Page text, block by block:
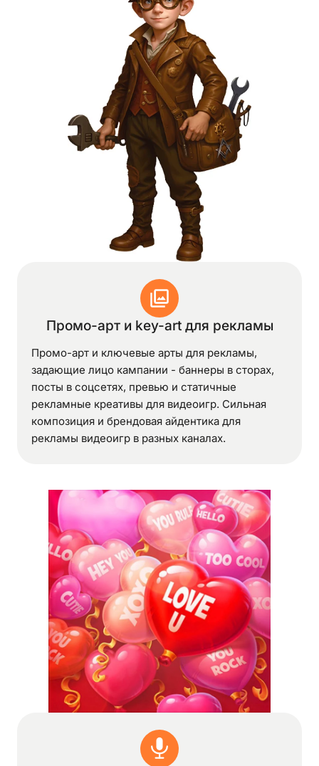
Промо-арт и key-art для рекламы
Промо-арт и ключевые арты для рекламы,
задающие лицо кампании - баннеры в сторах,
посты в соцсетях, превью и статичные
рекламные креативы для видеоигр. Сильная
композиция и брендовая айдентика для
рекламы видеоигр в разных каналах.